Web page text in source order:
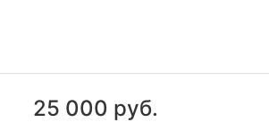
25 000 руб.